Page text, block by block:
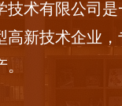
技术有限公司
高新技术企业